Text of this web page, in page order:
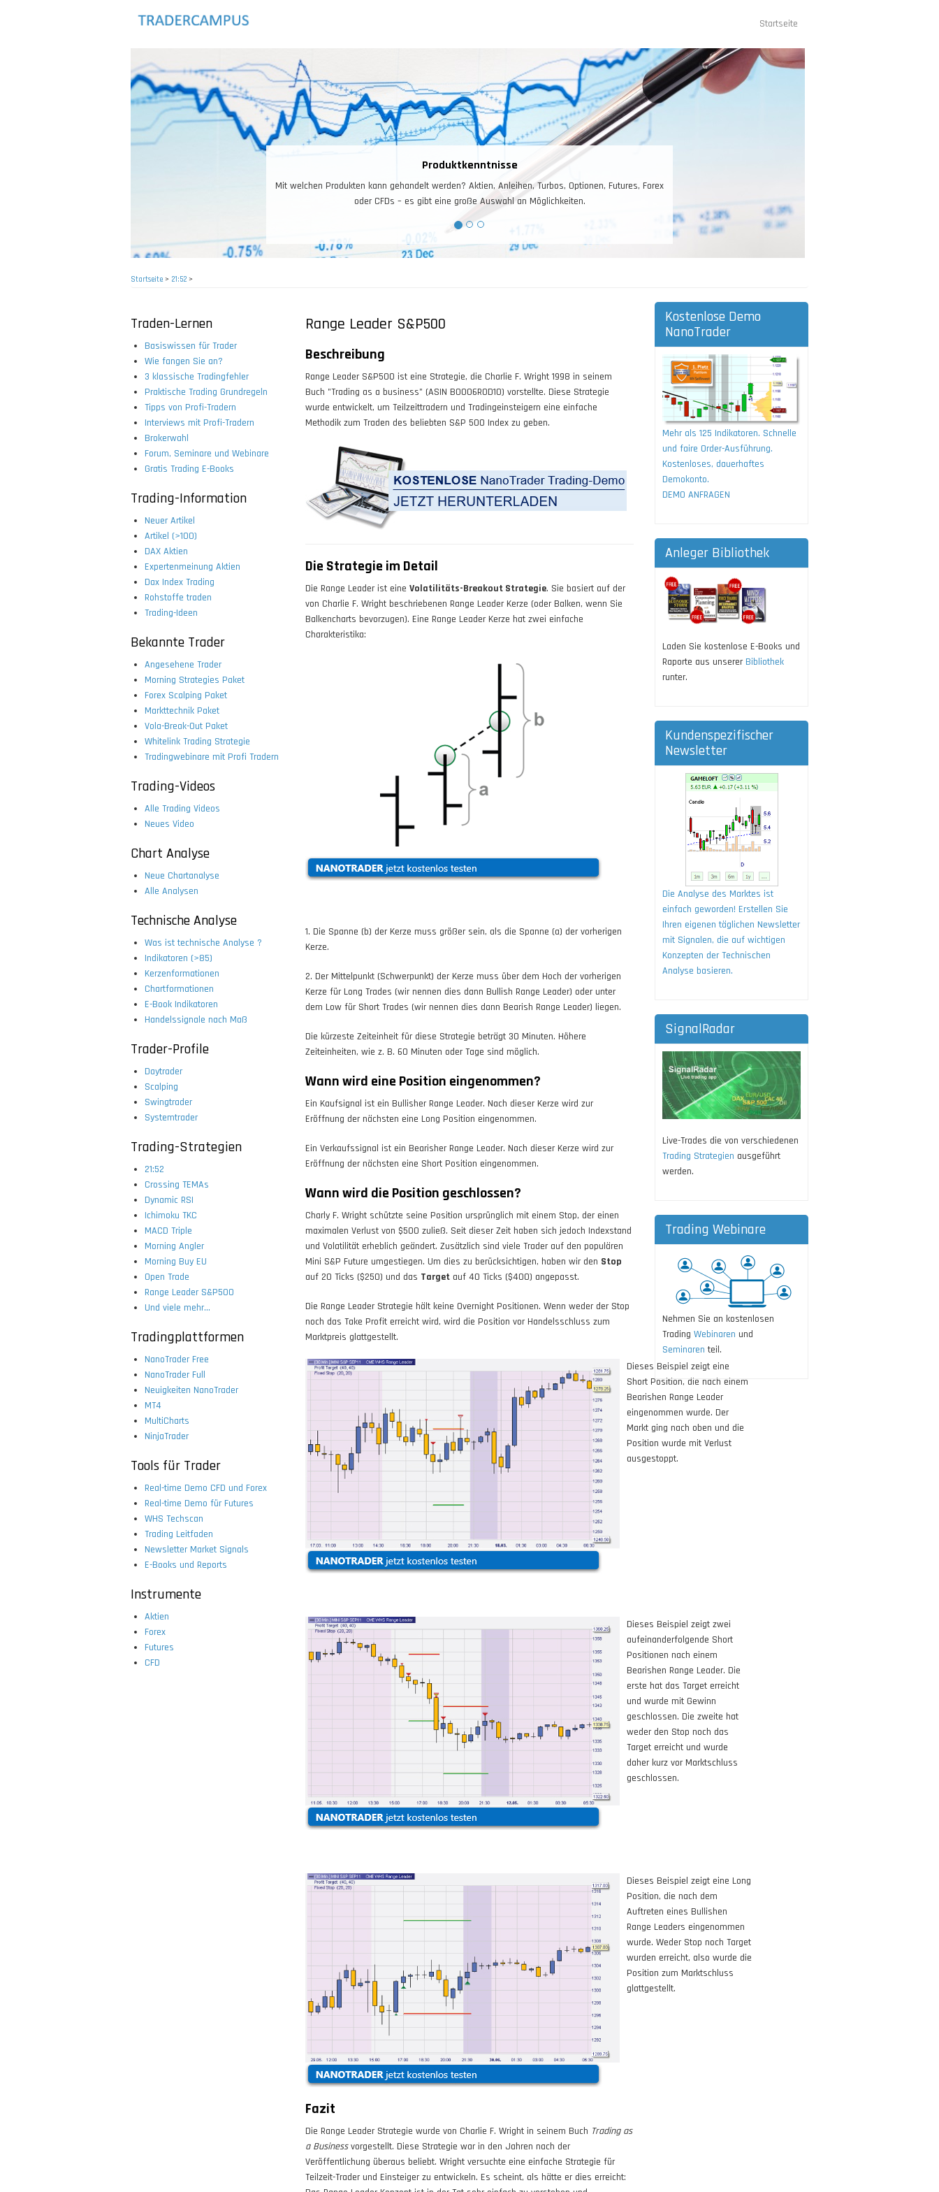
Startseite
Risiko – und Moneymanagement
Das Risiko- und Moneymanagement ist für das Trading entscheidend. Ihr Kontostand ist Ihr
Arbeitskapital, dieses gilt es zuerst zu schützen, und dann zu vermehren.
Startseite> 21:52 >
Traden-Lernen
Basiswissen für Trader
Wie fangen Sie an?
3 klassische Tradingfehler
Praktische Trading Grundregeln
Tipps von Profi-Tradern
Interviews mit Profi-Tradern
Brokerwahl
Forum, Seminare und Webinare
Gratis Trading E-Books
Trading-Information
Neuer Artikel
Artikel (>100)
DAX Aktien
Expertenmeinung Aktien
Dax Index Trading
Rohstoffe traden
Trading-Ideen
Bekannte Trader
Angesehene Trader
Morning Strategies Paket
Forex Scalping Paket
Markttechnik Paket
Vola-Break-Out Paket
Whitelink Trading Strategie
Tradingwebinare mit Profi Tradern
Trading-Videos
Alle Trading Videos
Neues Video
Chart Analyse
Neue Chartanalyse
Alle Analysen
Technische Analyse
Was ist technische Analyse ?
Indikatoren (>85)
Kerzenformationen
Chartformationen
E-Book Indikatoren
Handelssignale nach Maß
Trader-Profile
Daytrader
Scalping
Swingtrader
Systemtrader
Trading-Strategien
21:52
Crossing TEMAs
Dynamic RSI
Ichimoku TKC
MACD Triple
Morning Angler
Morning Buy EU
Open Trade
Range Leader S&P500
Und viele mehr...
Tradingplattformen
NanoTrader Free
NanoTrader Full
Neuigkeiten NanoTrader
MT4
MultiCharts
NinjaTrader
Tools für Trader
Real-time Demo CFD und Forex
Real-time Demo für Futures
WHS Techscan
Trading Leitfaden
Newsletter Market Signals
E-Books und Reports
Instrumente
Aktien
Forex
Futures
CFD
Range Leader S&P500
Beschreibung
Range Leader S&P500 ist eine Strategie, die Charlie F. Wright 1998 in seinem
Buch "Trading as a business" (ASIN B0006ROD1O) vorstellte. Diese Strategie
wurde entwickelt, um Teilzeittradern und Tradingeinsteigern eine einfache
Methodik zum Traden des beliebten S&P 500 Index zu geben.
Die Strategie im Detail
Die Range Leader ist eine Volatilitäts-Breakout Strategie. Sie basiert auf der
von Charlie F. Wright beschriebenen Range Leader Kerze (oder Balken, wenn Sie
Balkencharts bevorzugen). Eine Range Leader Kerze hat zwei einfache
Charakteristika:
1. Die Spanne (b) der Kerze muss größer sein, als die Spanne (a) der vorherigen
Kerze.
2. Der Mittelpunkt (Schwerpunkt) der Kerze muss über dem Hoch der vorherigen
Kerze für Long Trades (wir nennen dies dann Bullish Range Leader) oder unter
dem Low für Short Trades (wir nennen dies dann Bearish Range Leader) liegen.
Die kürzeste Zeiteinheit für diese Strategie beträgt 30 Minuten. Höhere
Zeiteinheiten, wie z. B. 60 Minuten oder Tage sind möglich.
Wann wird eine Position eingenommen?
Ein Kaufsignal ist ein Bullisher Range Leader. Nach dieser Kerze wird zur
Eröffnung der nächsten eine Long Position eingenommen.
Ein Verkaufssignal ist ein Bearisher Range Leader. Nach dieser Kerze wird zur
Eröffnung der nächsten eine Short Position eingenommen.
Wann wird die Position geschlossen?
Charly F. Wright schützte seine Position ursprünglich mit einem Stop, der einen
maximalen Verlust von $500 zuließ. Seit dieser Zeit haben sich jedoch Indexstand
und Volatilität erheblich geändert. Zusätzlich sind viele Trader auf den populären
Mini S&P Future umgestiegen. Um dies zu berücksichtigen, haben wir den Stop
auf 20 Ticks ($250) und das Target auf 40 Ticks ($400) angepasst.
Die Range Leader Strategie hält keine Overnight Positionen. Wenn weder der Stop
noch das Take Profit erreicht wird, wird die Position vor Handelsschluss zum
Marktpreis glattgestellt.
Dieses Beispiel zeigt eine
Short Position, die nach einem
Bearishen Range Leader
eingenommen wurde. Der
Markt ging nach oben und die
Position wurde mit Verlust
ausgestoppt.
Dieses Beispiel zeigt zwei
aufeinanderfolgende Short
Positionen nach einem
Bearishen Range Leader. Die
erste hat das Target erreicht
und wurde mit Gewinn
geschlossen. Die zweite hat
weder den Stop noch das
Target erreicht und wurde
daher kurz vor Marktschluss
geschlossen.
Dieses Beispiel zeigt eine Long
Position, die nach dem
Auftreten eines Bullishen
Range Leaders eingenommen
wurde. Weder Stop noch Target
wurden erreicht, also wurde die
Position zum Marktschluss
glattgestellt.
Fazit
Die Range Leader Strategie wurde von Charlie F. Wright in seinem Buch Trading as
a Businessvorgestellt. Diese Strategie war in den Jahren nach der
Veröffentlichung überaus beliebt. Wright versuchte eine einfache Strategie für
Teilzeit-Trader und Einsteiger zu entwickeln. Es scheint, als hätte er dies erreicht:
Kostenlose Demo
NanoTrader
Mehr als 125 Indikatoren. Schnelle
und faire Order-Ausführung.
Kostenloses, dauerhaftes
Demokonto.
DEMO ANFRAGEN
Anleger Bibliothek
Laden Sie kostenlose E-Books und
Raporte aus unserer Bibliothek
runter.
Kundenspezifischer
Newsletter
Die Analyse des Marktes ist
einfach geworden! Erstellen Sie
Ihren eigenen täglichen Newsletter
mit Signalen, die auf wichtigen
Konzepten der Technischen
Analyse basieren.
SignalRadar
Live-Trades die von verschiedenen
Trading Strategien ausgeführt
werden.
Trading Webinare
Nehmen Sie an kostenlosen
Trading Webinaren und
Seminaren teil.